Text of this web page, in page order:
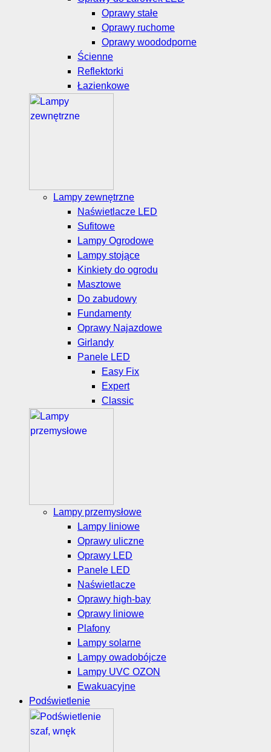
Oprawy stałe
Oprawy ruchome
Oprawy woododporne
Ścienne
Reflektorki
Łazienkowe
Lampy zewnętrzne
Naświetlacze LED
Sufitowe
Lampy Ogrodowe
Lampy stojące
Kinkiety do ogrodu
Masztowe
Do zabudowy
Fundamenty
Oprawy Najazdowe
Girlandy
Panele LED
Easy Fix
Expert
Classic
Lampy przemysłowe
Lampy liniowe
Oprawy uliczne
Oprawy LED
Panele LED
Naświetlacze
Oprawy high-bay
Oprawy liniowe
Plafony
Lampy solarne
Lampy owadobójcze
Lampy UVC OZON
Ewakuacyjne
Podświetlenie